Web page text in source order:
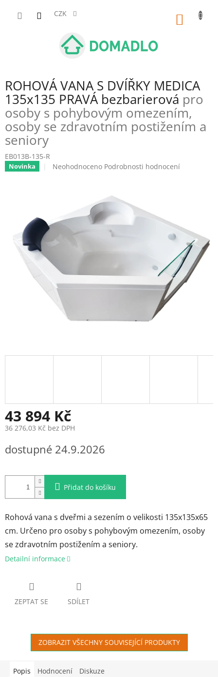
CZK
ROHOVÁ VANA S DVÍŘKY MEDICA
135x135 PRAVÁ bezbarierová pro
osoby s pohybovým omezením,
osoby se zdravotním postižením a
seniory
EB013B-135-R
Novinka
Průměrné
5
hvězdiček.
Neohodnoceno Podrobnosti hodnocení
43 894 Kč
36 276,03 Kč bez DPH
cena:
dostupné 24.9.2026
Přidat do košíku
Rohová vana s dveřmi a sezením o velikosti 135x135x65
cm. Určeno pro osoby s pohybovým omezením, osoby
se zdravotním postižením a seniory.
Detailní informace
ZEPTAT SE SDÍLET
ZOBRAZIT VŠECHNY SOUVISEJÍCÍ PRODUKTY
Popis Hodnocení Diskuze